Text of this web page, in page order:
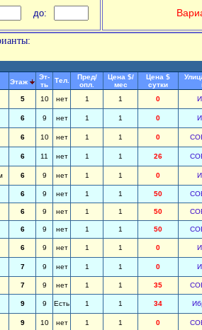
до:
Этаж
Эт-
ть
Тел.
Пред/
опл.
Цена $/
мес
Цена $
сутки
5 10 нет 1 1 0
6 9 нет 1 1 0
6 10 нет 1 1 0
6 11 нет 1 1 26
6 9 нет 1 1 0
6 9 нет 1 1 50
6 9 нет 1 1 50
6 9 нет 1 1 50
6 9 нет 1 1 0
7 9 нет 1 1 0
7 9 нет 1 1 35
9 9 Есть 1 1 34
9 10 нет 1 1 0